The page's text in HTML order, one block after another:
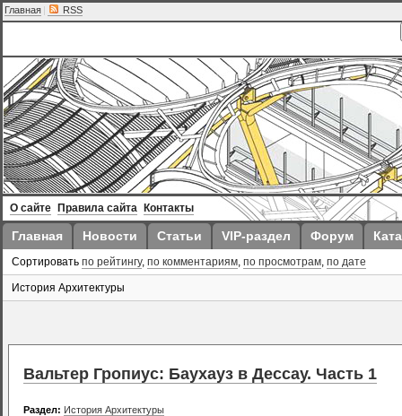
Главная | RSS
О сайте Правила сайта Контакты
Главная Новости Статьи VIP-раздел Форум
Сортировать по рейтингу, по комментариям, по просмотрам, по дате
История Архитектуры
Вальтер Гропиус: Баухауз в Дессау. Часть 1
Раздел: История Архитектуры